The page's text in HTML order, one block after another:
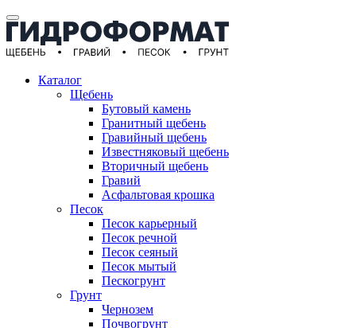
Каталог
Щебень
Бутовый камень
Гранитный щебень
Гравийный щебень
Известняковый щебень
Вторичный щебень
Гравий
Асфальтовая крошка
Песок
Песок карьерный
Песок речной
Песок сеяный
Песок мытый
Пескогрунт
Грунт
Чернозем
Почвогрунт